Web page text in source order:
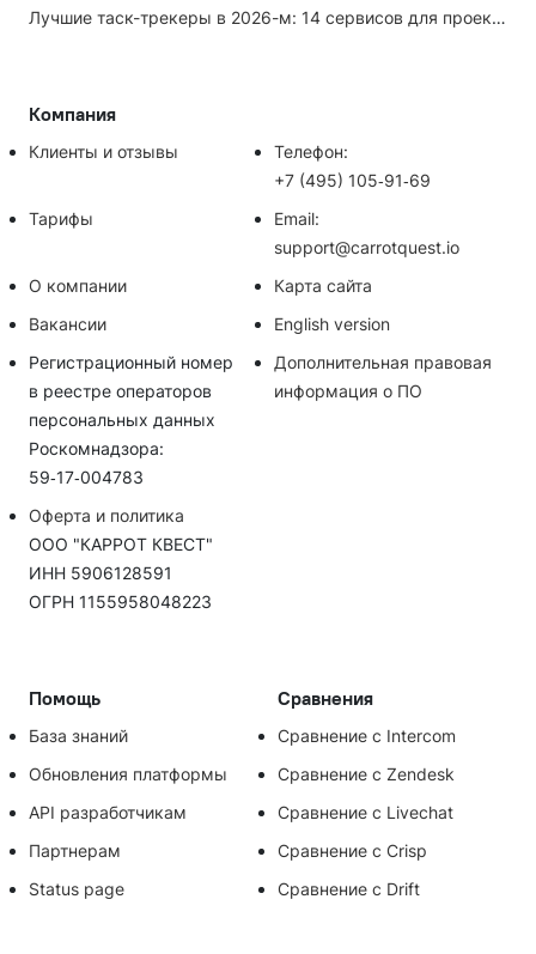
Помощь
База знаний
Обновления платформы
API разработчикам
Партнерам
Status page
Лучшие таск-трекеры в 2026-м: 14 сервисов для проектов и личных задач
Сравнения
Сравнение с Intercom
Сравнение с Zendesk
Сравнение с Livechat
Сравнение с Crisp
Сравнение с Drift
Компания
Клиенты и отзывы
Телефон:
+7 (495) 105‑91‑69
Тарифы
Email:
support@carrotquest.io
О компании
Карта сайта
Вакансии
English version
Регистрационный номер
в реестре операторов
персональных данных
Роскомнадзора:
59‑17‑004783
Дополнительная правовая
информация о ПО
Оферта и политика
ООО "КАРРОТ КВЕСТ"
ИНН 5906128591
ОГРН 1155958048223